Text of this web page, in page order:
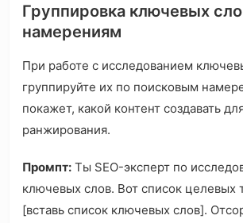
Группировка ключевых
намерениям
При работе с исследованием
группируйте их по поисковым
покажет, какой контент создавать
ранжирования.
Промпт: Ты SEO-эксперт по
ключевых слов. Вот список целевых
[вставь список ключевых слов].